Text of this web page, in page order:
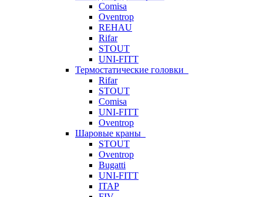
Comisa
Oventrop
REHAU
Rifar
STOUT
UNI-FITT
Термостатические головки
Rifar
STOUT
Comisa
UNI-FITT
Oventrop
Шаровые краны
STOUT
Oventrop
Bugatti
UNI-FITT
ITAP